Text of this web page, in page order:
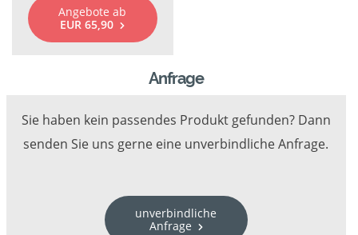
Angebote ab
EUR 65,90
Anfrage
Sie haben kein passendes Produkt gefunden? Dann
senden Sie uns gerne eine unverbindliche Anfrage.
unverbindliche
Anfrage